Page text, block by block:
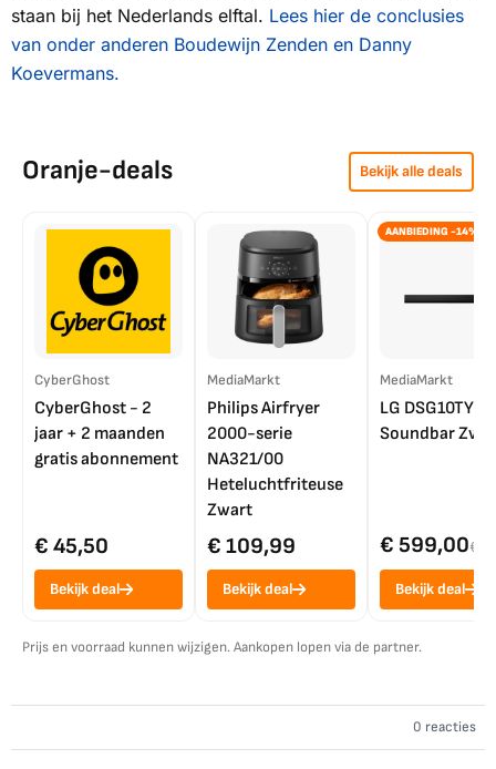
staan bij het Nederlands elftal. Lees hier de conclusies
van onder anderen Boudewijn Zenden en Danny
Koevermans.
Oranje-deals Bekijk alle deals
CyberGhost
CyberGhost - 2
jaar + 2 maanden
gratis abonnement
€ 45,50
Bekijk deal
MediaMarkt
Philips Airfryer
2000-serie
NA321/00
Heteluchtfriteuse
Zwart
€ 109,99
Bekijk deal
AANBIEDING -14%
MediaMarkt
LG DSG10TY
Soundbar
€ 599,00€
Bekijk deal
Prijs en voorraad kunnen wijzigen. Aankopen lopen via de partner.
0 reacties